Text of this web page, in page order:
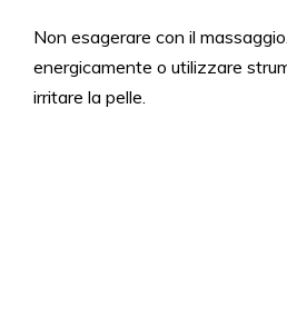
Non esagerare con il
energicamente o utilizzare
irritare la pelle.